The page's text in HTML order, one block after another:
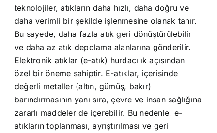
teknolojiler, atıkların daha hızlı, daha doğru ve
daha verimli bir şekilde işlenmesine olanak tanır.
Bu sayede, daha fazla atık geri dönüştürülebilir
ve daha az atık depolama alanlarına gönderilir.
Elektronik atıklar (e-atık) hurdacılık açısından
özel bir öneme sahiptir. E-atıklar, içerisinde
değerli metaller (altın, gümüş, bakır)
barındırmasının yanı sıra, çevre ve insan sağlığına
zararlı maddeler de içerebilir. Bu nedenle, e-
atıkların toplanması, ayrıştırılması ve geri